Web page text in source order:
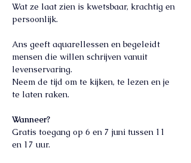
Wat ze laat zien is kwetsbaar, krachtig en
persoonlijk.
Ans geeft aquarellessen en begeleidt
mensen die willen schrijven vanuit
levenservaring.
Neem de tijd om te kijken, te lezen en je
te laten raken.
Wanneer?
Gratis toegang op 6 en 7 juni tussen 11
en 17 uur.